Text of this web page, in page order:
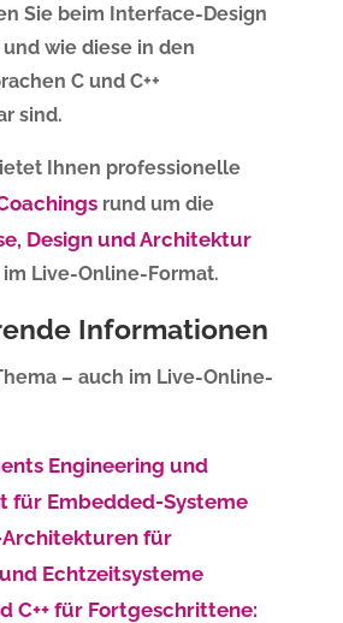
Sie beim Interface-Design
wie diese in den
C und C++
sind.
Ihnen professionelle
rund um die
Design und Architektur
Live-Online-Format.
Informationen
– auch im Live-Online-
Engineering und
für Embedded-Systeme
für
Echtzeitsysteme
C++ für Fortgeschrittene: